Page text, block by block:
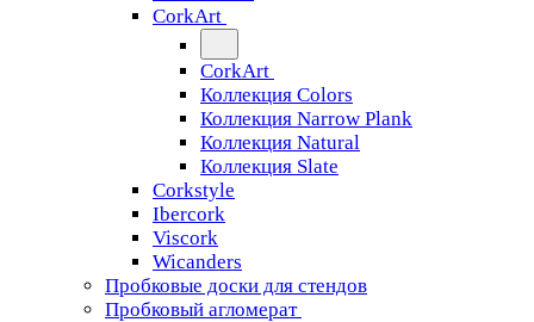
CorkArt
CorkArt
Коллекция Colors
Коллекция Narrow Plank
Коллекция Natural
Коллекция Slate
Corkstyle
Ibercork
Viscork
Wicanders
Пробковые доски для стендов
Пробковый агломерат